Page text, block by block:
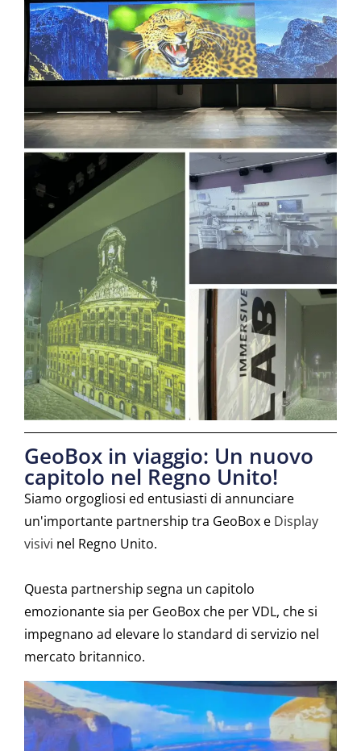
GeoBox in viaggio: Un nuovo
capitolo nel Regno Unito!
Siamo orgogliosi ed entusiasti di annunciare
un'importante partnership tra GeoBox e Display
visivi nel Regno Unito.
Questa partnership segna un capitolo
emozionante sia per GeoBox che per VDL, che si
impegnano ad elevare lo standard di servizio nel
mercato britannico.